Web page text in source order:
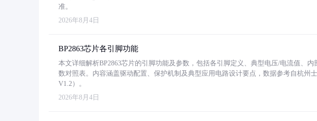
准。
2026年8月4日
BP2863芯片各引脚功能
本文详细解析BP2863芯片的引脚功能及参数，包括各引脚定义、典型电压/电流值、
数对照表。内容涵盖驱动配置、保护机制及典型应用电路设计要点，数据参考自杭州
V1.2）。
2026年8月4日